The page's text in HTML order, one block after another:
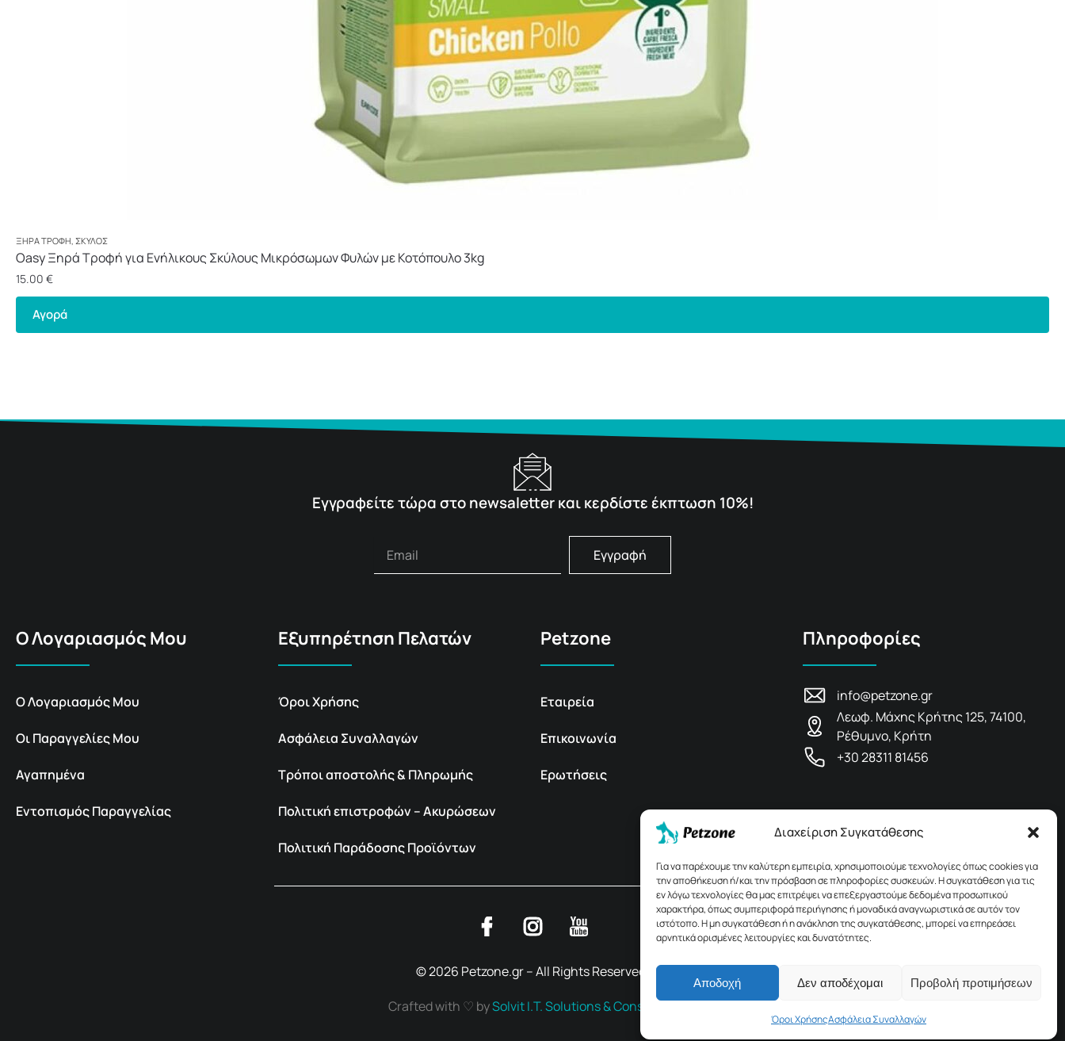
Διαχείριση Συγκατάθεσης
Για να παρέχουμε την καλύτερη εμπειρία, χρησιμοποιούμε τεχνολογίες όπως cookies για
την αποθήκευση ή/και την πρόσβαση σε πληροφορίες συσκευών. Η συγκατάθεση για τις
εν λόγω τεχνολογίες θα μας επιτρέψει να επεξεργαστούμε δεδομένα προσωπικού
χαρακτήρα, όπως συμπεριφορά περιήγησης ή μοναδικά αναγνωριστικά σε αυτόν τον
ιστότοπο. Η μη συγκατάθεση ή η ανάκληση της συγκατάθεσης, μπορεί να επηρεάσει
αρνητικά ορισμένες λειτουργίες και δυνατότητες.
Αποδοχή Δεν αποδέχομαι Προβολή προτιμήσεων
Όροι ΧρήσηςΑσφάλεια Συναλλαγών
ΞΗΡΆ ΤΡΟΦΉ ΣΚΎΛΟΣ
Oasy Ξηρά Τροφή για Ενήλικους Σκύλους Μικρόσωμων Φυλών με Κοτόπουλο 3kg
15.00 €
Αγορά
Εγγραφείτε τώρα στο newsaletter και κερδίστε έκπτωση 10%!
Εγγραφή
Ο Λογαριασμός Μου
Ο Λογαριασμός Μου
Οι Παραγγελίες Μου
Αγαπημένα
Εντοπισμός Παραγγελίας
Εξυπηρέτηση Πελατών
Όροι Χρήσης
Ασφάλεια Συναλλαγών
Τρόποι αποστολής & Πληρωμής
Πολιτική επιστροφών – Ακυρώσεων
Πολιτική Παράδοσης Προϊόντων
Petzone
Εταιρεία
Επικοινωνία
Ερωτήσεις
Πληροφορίες
info@petzone.gr
Λεωφ. Μάχης Κρήτης 125, 74100,
Ρέθυμνο, Κρήτη
+30 28311 81456
© 2026 Petzone.gr – All Rights Reserved.
Crafted with ♡ bySolvit I.T. Solutions & Consulting